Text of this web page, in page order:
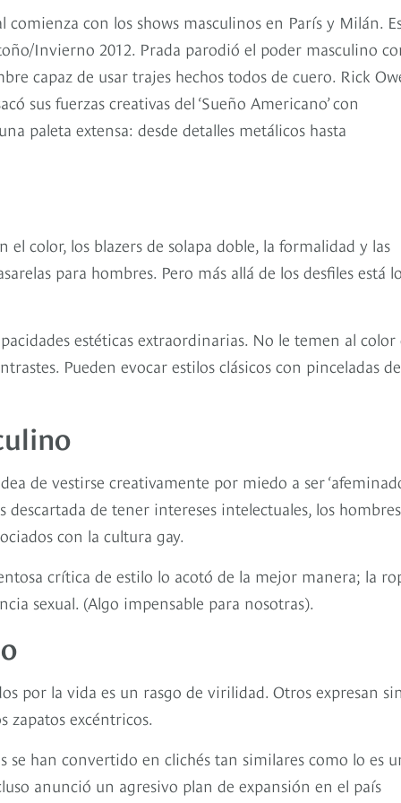
con los shows masculinos en París y Milán.
Invierno 2012. Prada parodió el poder masculino
capaz de usar trajes hechos todos de cuero. Rick
sus fuerzas creativas del ‘Sueño Americano’ con
paleta extensa: desde detalles metálicos hasta
color, los blazers de solapa doble, la formalidad y las
para hombres. Pero más allá de los desfiles está
estéticas extraordinarias. No le temen al color
Pueden evocar estilos clásicos con pinceladas de
de vestirse creativamente por miedo a ser
de tener intereses intelectuales, los hombres
con la cultura gay.
crítica de estilo lo acotó de la mejor manera; la
sexual. (Algo impensable para nosotras).
por la vida es un rasgo de virilidad. Otros expresan
zapatos excéntricos.
se han convertido en clichés tan similares como lo es
anunció un agresivo plan de expansión en el país